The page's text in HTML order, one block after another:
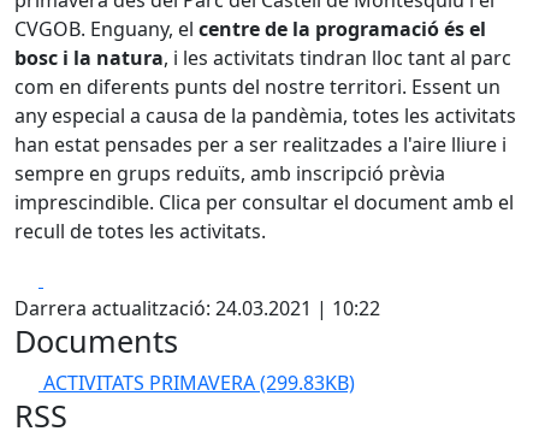
CVGOB. Enguany, el centre de la programació és el
bosc i la natura, i les activitats tindran lloc tant al parc
com en diferents punts del nostre territori. Essent un
any especial a causa de la pandèmia, totes les activitats
han estat pensades per a ser realitzades a l'aire lliure i
sempre en grups reduïts, amb inscripció prèvia
imprescindible. Clica per consultar el document amb el
recull de totes les activitats.
Darrera actualització: 24.03.2021 | 10:22
Documents
ACTIVITATS PRIMAVERA(299.83KB)
RSS